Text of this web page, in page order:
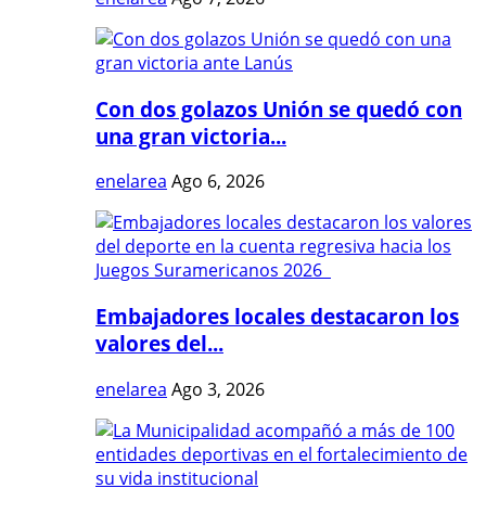
Con dos golazos Unión se quedó con
una gran victoria...
enelarea Ago 6, 2026
Embajadores locales destacaron los
valores del...
enelarea Ago 3, 2026